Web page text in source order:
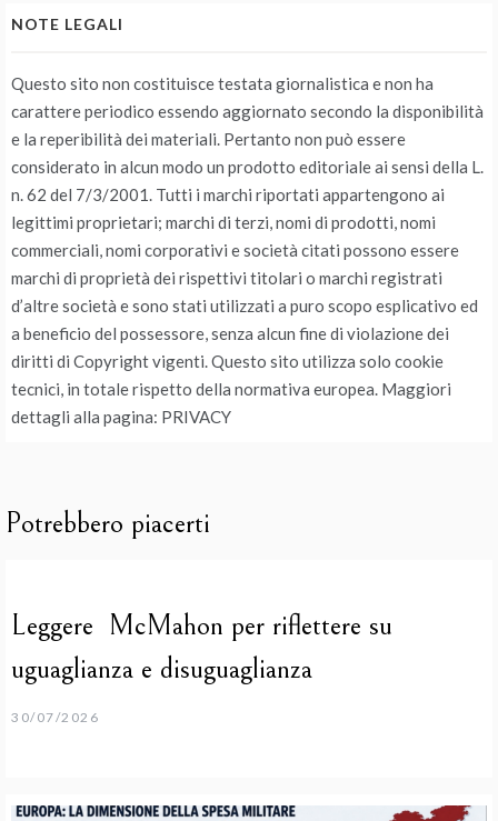
NOTE LEGALI
Questo sito non costituisce testata giornalistica e non ha
carattere periodico essendo aggiornato secondo la disponibilità
e la reperibilità dei materiali. Pertanto non può essere
considerato in alcun modo un prodotto editoriale ai sensi della L.
n. 62 del 7/3/2001. Tutti i marchi riportati appartengono ai
legittimi proprietari; marchi di terzi, nomi di prodotti, nomi
commerciali, nomi corporativi e società citati possono essere
marchi di proprietà dei rispettivi titolari o marchi registrati
d’altre società e sono stati utilizzati a puro scopo esplicativo ed
a beneficio del possessore, senza alcun fine di violazione dei
diritti di Copyright vigenti. Questo sito utilizza solo cookie
tecnici, in totale rispetto della normativa europea. Maggiori
dettagli alla pagina: PRIVACY
Potrebbero piacerti
Leggere McMahon per riflettere su
uguaglianza e disuguaglianza
30/07/2026